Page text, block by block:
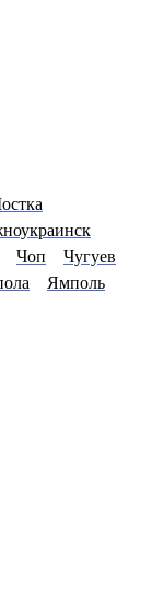
Чоп
Чугуев
Ямполь